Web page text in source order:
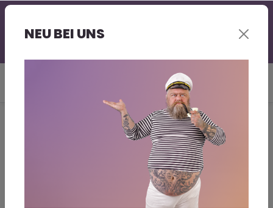
Ort | Großer Lagerbestand | Kurze Lieferzeit |
Sale
Finixa Putzpapier
3 Lagen 400mm x 370mm 1000
NEU BEI UNS